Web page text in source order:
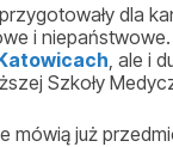
dla
i
, ale i
Szkoły
mówią już